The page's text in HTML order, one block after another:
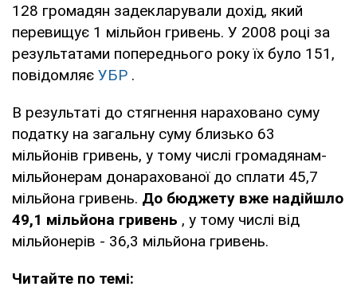
128 громадян задекларували дохід, який
перевищує 1 мільйон гривень. У 2008 році за
результатами попереднього року їх було 151,
повідомляє УБР .
В результаті до стягнення нараховано суму
податку на загальну суму близько 63
мільйонів гривень, у тому числі громадянам-
мільйонерам донарахованої до сплати 45,7
мільйона гривень. До бюджету вже надійшло
49,1 мільйона гривень , у тому числі від
мільйонерів - 36,3 мільйона гривень.
Читайте по темі: